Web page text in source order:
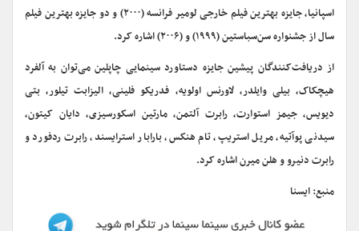
اسپانیا، جایزه بهترین فیلم خارجی لومیر فرانسه (۲۰۰۰) و دو جایزه بهترین فیلم
سال از جشنواره سن‌سباستین (۱۹۹۹) و (۲۰۰۶) اشاره کرد.
از دریافت‌کنندگان پیشین جایزه دستاورد سینمایی چاپلین می‌توان به آلفرد
هیچکاک، بیلی وایلدر، لاورنس اولویه، فدریکو فلینی، الیزابت تیلور، بتی
دیویس، جیمز استوارت، رابرت آلتمن، مارتین اسکورسیزی، دایان کیتون،
سیدنی پوآتیه، مریل استریپ، تام هنکس، بارابار استرایسند، رابرت ردفورد و
رابرت دنیرو و هلن میرن اشاره کرد.
منبع: ایسنا